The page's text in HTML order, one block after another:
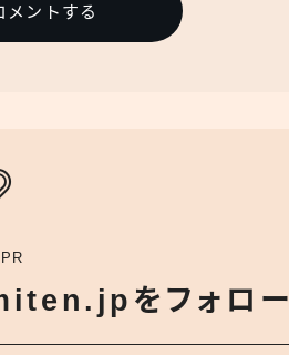
ントする
をフォロー